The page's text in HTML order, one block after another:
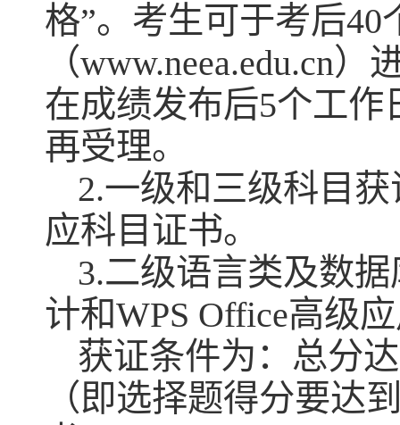
格”。考生可于考后
（www.neea.edu.cn
在成绩发布后5个工
再受理。
2.一级和三级科目
应科目证书。
3.二级语言类及数
计和WPS Office高级
获证条件为：总分
（即选择题得分要达